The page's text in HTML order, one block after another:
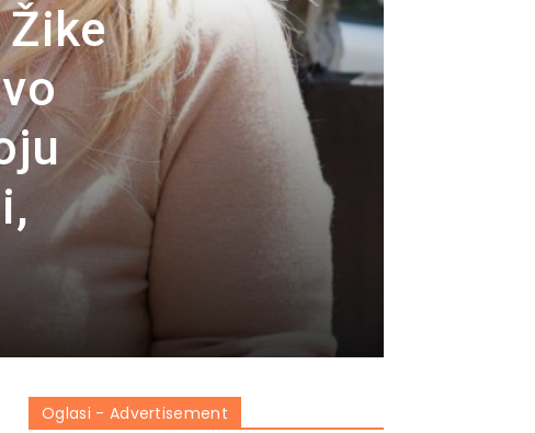
Oglasi - Advertisement